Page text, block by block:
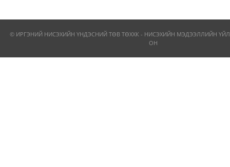
© ИРГЭНИЙ НИСЭХИЙН ҮНДЭСНИЙ ТӨВ ТӨХХК - НИСЭХИЙН МЭДЭЭЛЛИЙН
ОН